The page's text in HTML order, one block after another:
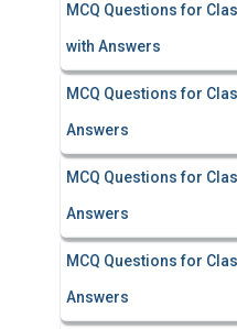
MCQ Questions for
with Answers
MCQ Questions for
Answers
MCQ Questions for
Answers
MCQ Questions for
Answers